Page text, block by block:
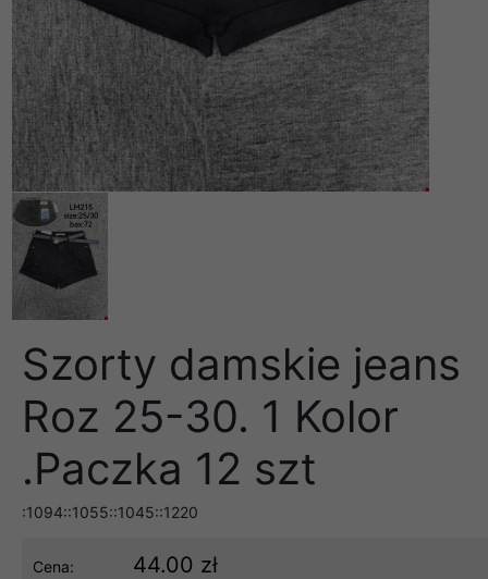
Szorty damskie jeans
Roz 25-30. 1 Kolor
.Paczka 12 szt
:1094::1055::1045::1220
Cena: 44.00 zł